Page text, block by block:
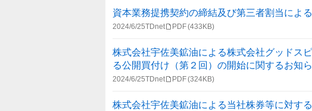
資本業務提携契約の締結及び第三者割当によ
2024/6/25TDnet PDF(433KB)
株式会社宇佐美鉱油による株式会社グッドス
る公開買付け（第２回）の開始に関するお知
2024/6/25TDnet PDF(324KB)
株式会社宇佐美鉱油による当社株券等に対す